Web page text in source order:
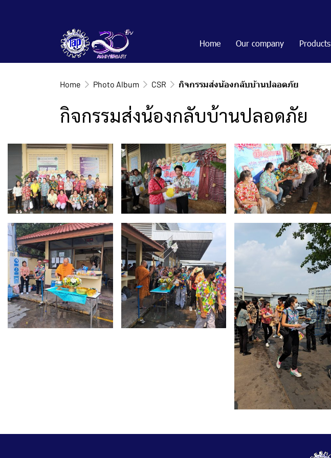
Home Our company Products
Home Photo Album CSR กิจกรรมส่งน้องกลับบ้านปลอดภัย
กิจกรรมส่งน้องกลับบ้านปลอดภัย